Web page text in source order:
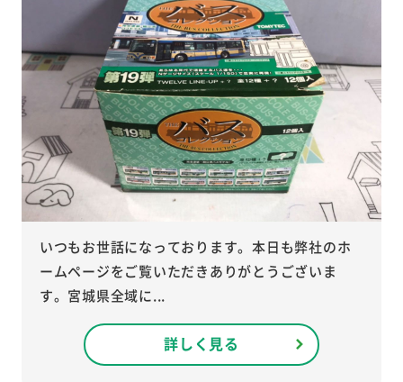
いつもお世話になっております。本日も弊社のホ
ームページをご覧いただきありがとうございま
す。宮城県全域に...
詳しく見る